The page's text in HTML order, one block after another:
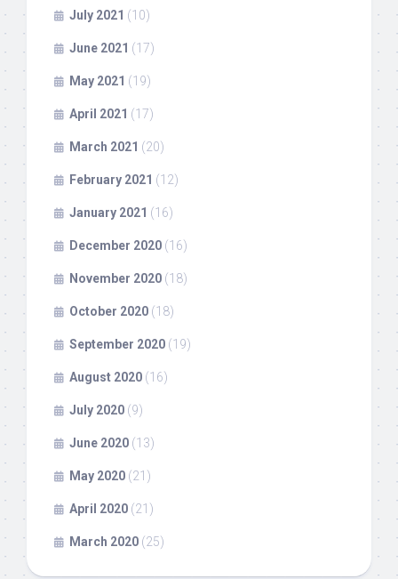
July 2021 (10)
June 2021 (17)
May 2021 (19)
April 2021 (17)
March 2021 (20)
February 2021 (12)
January 2021 (16)
December 2020 (16)
November 2020 (18)
October 2020 (18)
September 2020 (19)
August 2020 (16)
July 2020 (9)
June 2020 (13)
May 2020 (21)
April 2020 (21)
March 2020 (25)